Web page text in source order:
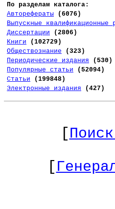
По разделам каталога:
Авторефераты
(6076)
Выпускные квалификационные
Диссертации
(2806)
Книги
(102729)
Обществознание
(323)
Периодические издания
(530)
Популярные статьи
(52094)
Статьи
(199848)
Электронные издания
(427)
[
[